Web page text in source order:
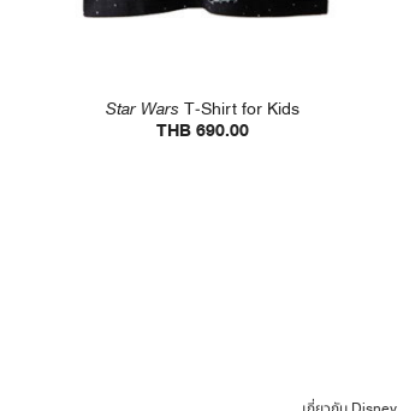
Star Wars T-Shirt for Kids
THB 690.00